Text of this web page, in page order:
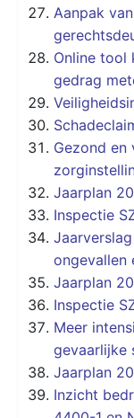
Aanpak
Online tool
gedrag
Gezond en
Jaarplan
Inspectie
ongevallen
Jaarplan
Inspectie
Meer
gevaarlijke
Jaarplan
Inzicht